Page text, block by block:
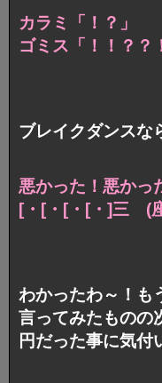
カラミ「！？」
ゴミス「！！？
ブレイクダンスな
悪かった！悪か
[・[・[・[・]三 (
わかったわ～！も
言ってみたものの
円だった事に気付